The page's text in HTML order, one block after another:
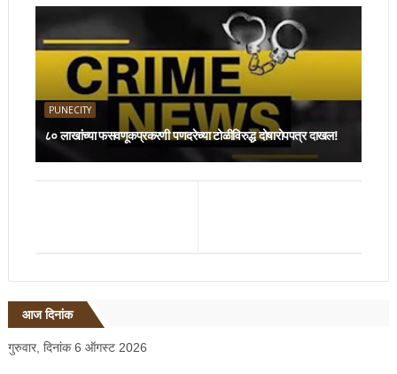
PUNECITY
८० लाखांच्या फसवणूकप्रकरणी पणदरेच्या टोळीविरुद्ध दोषारोपपत्र दाखल!
आज दिनांक
गुरुवार, दिनांक 6 ऑगस्ट 2026